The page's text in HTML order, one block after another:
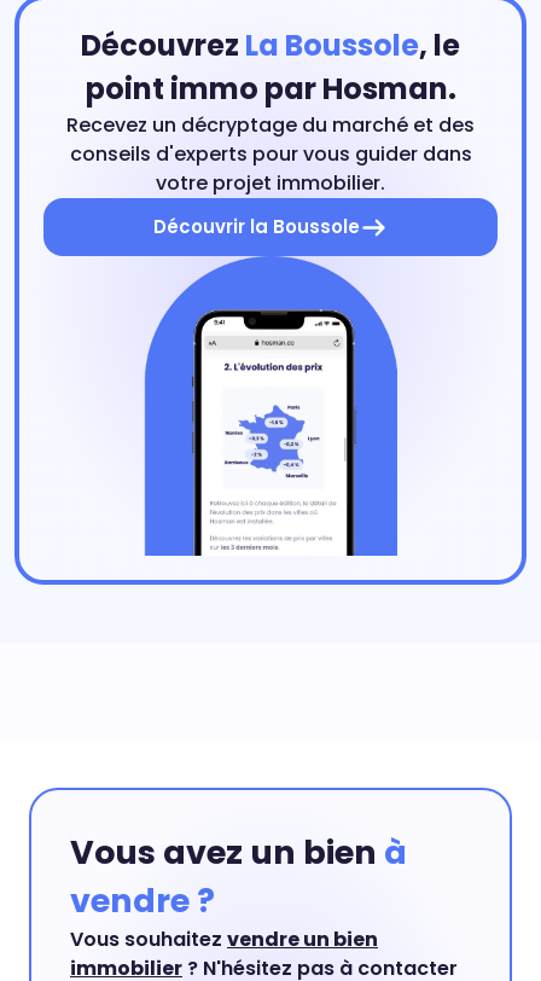
Découvrez La Boussole, le
point immo par Hosman.
Recevez un décryptage du marché et des
conseils d'experts pour vous guider dans
votre projet immobilier.
Découvrir la Boussole
Vous avez un bien à
vendre ?
Vous souhaitez vendre un bien
immobilier ? N'hésitez pas à contacter